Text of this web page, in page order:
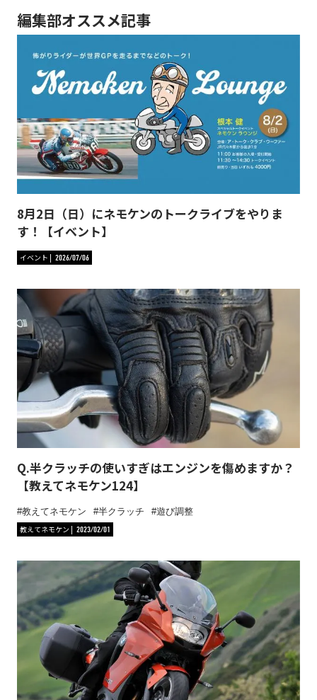
編集部オススメ記事
8月2日（日）にネモケンのトークライブをやりま
す！【イベント】
イベント 2026/07/06
Q.半クラッチの使いすぎはエンジンを傷めますか？
【教えてネモケン124】
教えてネモケン 半クラッチ
遊び調整
教えてネモケン
2023/02/01